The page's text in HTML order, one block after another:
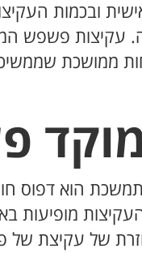
ובכמות
פשפש
ממושכת
הוא דפוס
מופיעות
של עקיצת של